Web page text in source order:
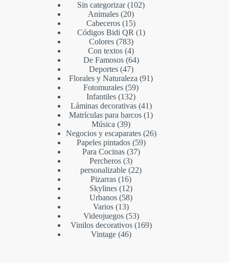
Sin categorizar 102
Animales 20
Cabeceros 15
Códigos Bidi QR
1
Colores 783
Con textos 4
De Famosos 64
Deportes 47
Florales y Naturaleza 91
Fotomurales 59
Infantiles 132
Láminas decorativas 41
Matrículas para barcos 1
Música 39
Negocios y escaparates 26
Papeles pintados 59
Para Cocinas 37
Percheros 3
personalizable 22
Pizarras 16
Skylines 12
Urbanos 58
Varios 13
Videojuegos 53
Vinilos decorativos 169
Vintage 46